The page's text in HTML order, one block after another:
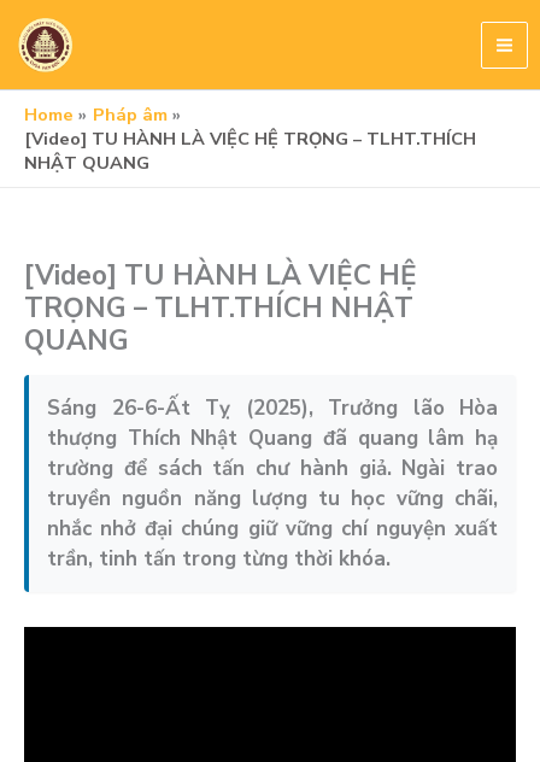
content
Home
Pháp âm
[Video] TU HÀNH LÀ VIỆC HỆ TRỌNG – TLHT.THÍCH
NHẬT QUANG
[Video] TU HÀNH LÀ VIỆC HỆ
TRỌNG – TLHT.THÍCH NHẬT
QUANG
Sáng 26-6-Ất Tỵ (2025), Trưởng lão Hòa
thượng Thích Nhật Quang đã quang lâm hạ
trường để sách tấn chư hành giả. Ngài trao
truyền nguồn năng lượng tu học vững chãi,
nhắc nhở đại chúng giữ vững chí nguyện xuất
trần, tinh tấn trong từng thời khóa.